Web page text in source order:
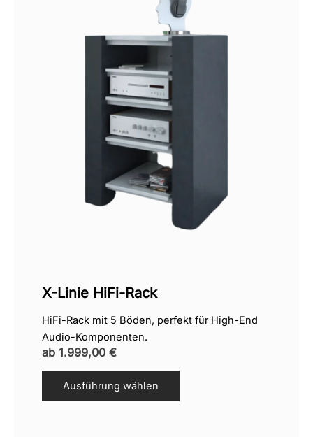
X-Linie HiFi-Rack
HiFi-Rack mit 5 Böden, perfekt für High-End
Audio-Komponenten.
ab 1.999,00 €
Ausführung wählen